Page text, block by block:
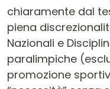
chiaramente dal
piena
Nazionali e
paralimpiche
promozione